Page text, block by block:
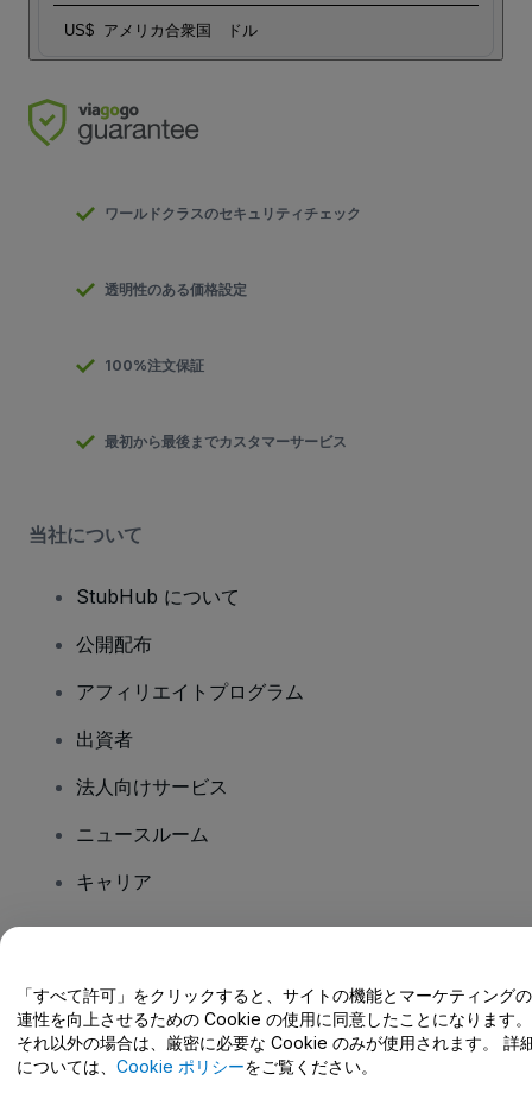
US$ アメリカ合衆国 ドル
ワールドクラスのセキュリティチェック
透明性のある価格設定
100%注文保証
最初から最後までカスタマーサービス
当社について
StubHub について
公開配布
アフィリエイトプログラム
出資者
法人向けサービス
ニュースルーム
キャリア
ヘルプセンター / こちらまでご連絡下さい
「すべて許可」をクリックすると、サイトの機能とマーケティング
連性を向上させるための Cookie の使用に同意したことになります。
それ以外の場合は、厳密に必要な Cookie のみが使用されます。 詳
については、 Cookie ポリシーをご覧ください。